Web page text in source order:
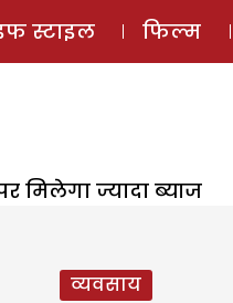
ई-मैगज़ीन
स्टाइल फिल्म
ज्यादा ब्याज
व्यवसाय